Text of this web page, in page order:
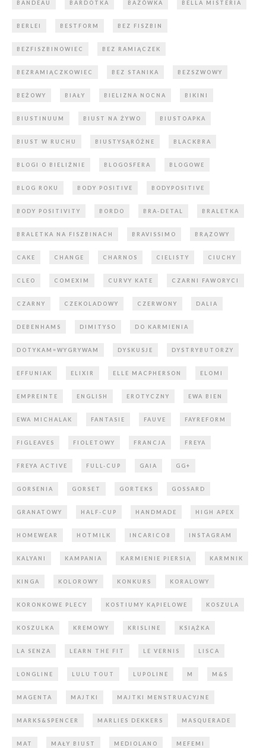
BANDEAU BARDOTKA BAZÓWKA BELLA MISTERIA
BERLEI BESTFORM BEZ FISZBIN
BEZFISZBINOWIEC BEZ RAMIĄCZEK
BEZRAMIĄCZKOWIEC BEZ STANIKA BEZSZWOWY
BEŻOWY BIAŁY BIELIZNA NOCNA BIKINI
BIUSTINUUM BIUST NA ŻYWO BIUSTOAPKA
BIUST W RUCHU BIUSTYSĄRÓŻNE BLACKBRA
BLOGI O BIELIŹNIE BLOGOSFERA BLOGOWE
BLOG ROKU BODY POSITIVE BODYPOSITIVE
BODY POSITIVITY BORDO BRA-DETAL BRALETKA
BRALETKA NA FISZBINACH BRAVISSIMO BRĄZOWY
CAKE CHANGE CHARNOS CIELISTY CIUCHY
CLEO COMEXIM CURVY KATE CZARNI FAWORYCI
CZARNY CZEKOLADOWY CZERWONY DALIA
DEBENHAMS DIMITYSO DO KARMIENIA
DOTYKAM=WYGRYWAM DYSKUSJE DYSTRYBUTORZY
EFFUNIAK ELIXIR ELLE MACPHERSON ELOMI
EMPREINTE ENGLISH EROTYCZNY EWA BIEN
EWA MICHALAK FANTASIE FAUVE FAYREFORM
FIGLEAVES FIOLETOWY FRANCJA FREYA
FREYA ACTIVE FULL-CUP GAIA GG+
GORSENIA GORSET GORTEKS GOSSARD
GRANATOWY HALF-CUP HANDMADE HIGH APEX
HOMEWEAR HOTMILK INCARICO8 INSTAGRAM
KALYANI KAMPANIA KARMIENIE PIERSIĄ KARMNIK
KINGA KOLOROWY KONKURS KORALOWY
KORONKOWE PLECY KOSTIUMY KĄPIELOWE KOSZULA
KOSZULKA KREMOWY KRISLINE KSIĄŻKA
LA SENZA LEARN THE FIT LE VERNIS LISCA
LONGLINE LULU TOUT LUPOLINE M M&S
MAGENTA MAJTKI MAJTKI MENSTRUACYJNE
MARKS&SPENCER MARLIES DEKKERS MASQUERADE
MAT MAŁY BIUST MEDIOLANO MEFEMI